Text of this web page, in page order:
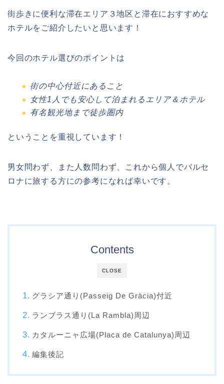
街歩きに便利な滞在エリア３地区と滞在におすすめな
ホテルをご紹介したいと思います！
今回のホテル選びのポイントは
街の中心付近にあること
女性1人でも安心して泊まれるエリア＆ホテル
有名観光地まで徒歩圏内
ということを重視しています！
男女問わず、また人数問わず、これから個人でバルセ
ロナに旅する方にの参考になれば幸いです。
CLOSE
Contents
グラシア通り(Passeig De Gràcia)付近
ランブラス通り(La Rambla)周辺
カタルーニャ広場(Placa de Catalunya)周辺
編集後記